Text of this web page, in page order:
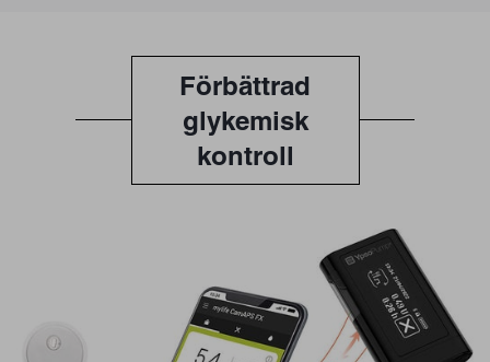
Förbättrad
glykemisk
kontroll